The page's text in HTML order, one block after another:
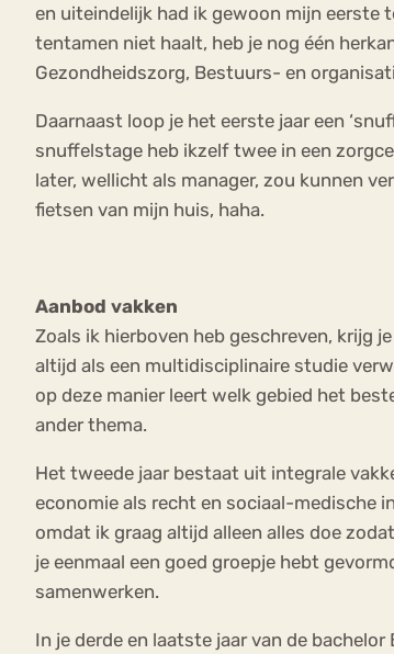
en uiteindelijk had ik gewoon mijn eerste
tentamen niet haalt, heb je nog één
Gezondheidszorg, Bestuurs- en
Daarnaast loop je het eerste jaar een
snuffelstage heb ikzelf twee in een
later, wellicht als manager, zou kunnen
fietsen van mijn huis, haha.
Aanbod vakken
Zoals ik hierboven heb geschreven, krijg
altijd als een multidisciplinaire studie
op deze manier leert welk gebied het
ander thema.
Het tweede jaar bestaat uit integrale
economie als recht en sociaal-medische
omdat ik graag altijd alleen alles doe
je eenmaal een goed groepje hebt
samenwerken.
In je derde en laatste jaar van de